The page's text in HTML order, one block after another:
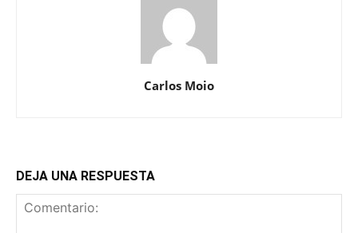
Carlos Moio
DEJA UNA RESPUESTA